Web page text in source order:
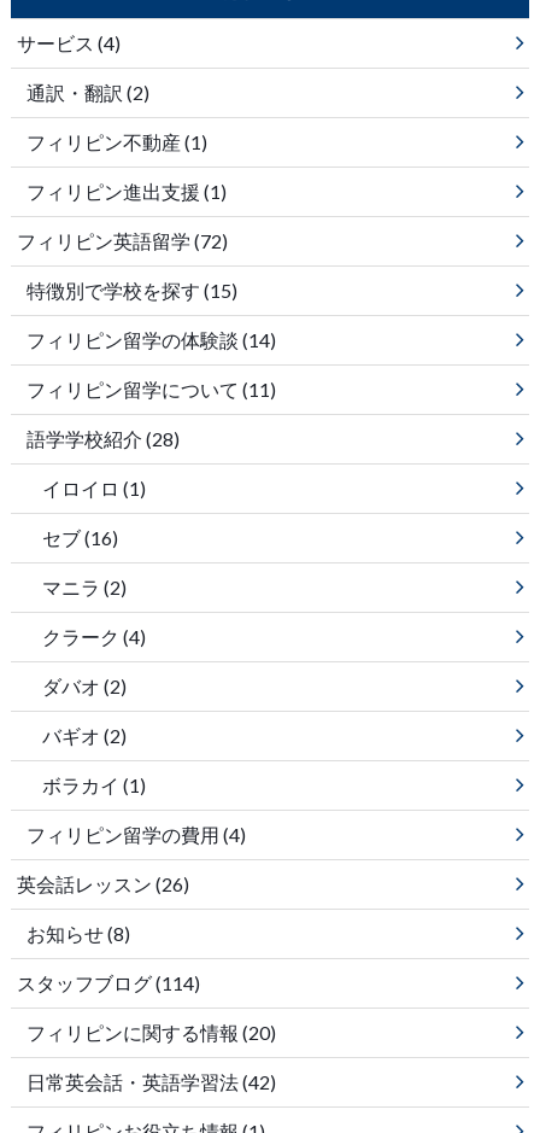
サービス (4)
通訳・翻訳 (2)
フィリピン不動産(1)
フィリピン進出支援 (1)
フィリピン英語留学 (72)
特徴別で学校を探す (15)
フィリピン留学の体験談 (14)
フィリピン留学について (11)
語学学校紹介 (28)
イロイロ (1)
セブ(16)
マニラ (2)
クラーク (4)
ダバオ (2)
バギオ (2)
ボラカイ (1)
フィリピン留学の費用 (4)
英会話レッスン (26)
お知らせ(8)
スタッフブログ(114)
フィリピンに関する情報 (20)
日常英会話・英語学習法(42)